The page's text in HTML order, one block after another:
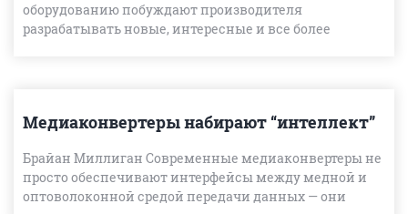
оборудованию побуждают производителя
разрабатывать новые, интересные и все более
Медиаконвертеры набирают “интеллект”
Брайан Миллиган Современные медиаконвертеры не
просто обеспечивают интерфейсы между медной и
оптоволоконной средой передачи данных — они